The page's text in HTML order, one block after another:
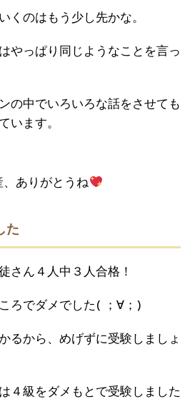
くのはもう少し先かな。
やっぱり同じようなことを言っ
の中でいろいろな話をさせても
います。
、ありがとうね
た
さん４人中３人合格！
ろでダメでした( ；∀；)
るから、めげずに受験しましょ
４級をダメもとで受験しました